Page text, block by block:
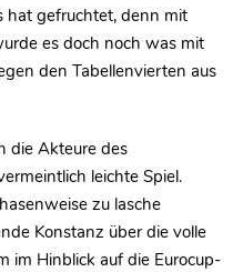
hat gefruchtet, denn mit
es doch noch was mit
den Tabellenvierten aus
die Akteure des
leichte Spiel.
zu lasche
Konstanz über die volle
im Hinblick auf die Eurocup-